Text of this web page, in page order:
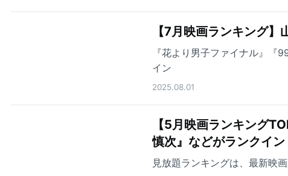
【7月映画ランキング
『花より男子ファイナル』『
イン
2025.08.01
【5月映画ランキング
慎次』などがランクイン
見放題ランキングは、最新映